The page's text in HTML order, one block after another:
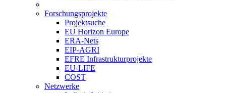
Forschungsprojekte
Projektsuche
EU Horizon Europe
ERA-Nets
EIP-AGRI
EFRE Infrastrukturprojekte
EU-LIFE
COST
Netzwerke